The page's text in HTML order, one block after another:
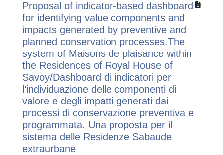
Proposal of indicator-based dashboard
for identifying value components and
impacts generated by preventive and
planned conservation processes.The
system of Maisons de plaisance within
the Residences of Royal House of
Savoy/Dashboard di indicatori per
l’individuazione delle componenti di
valore e degli impatti generati dai
processi di conservazione preventiva e
programmata. Una proposta per il
sistema delle Residenze Sabaude
extraurbane